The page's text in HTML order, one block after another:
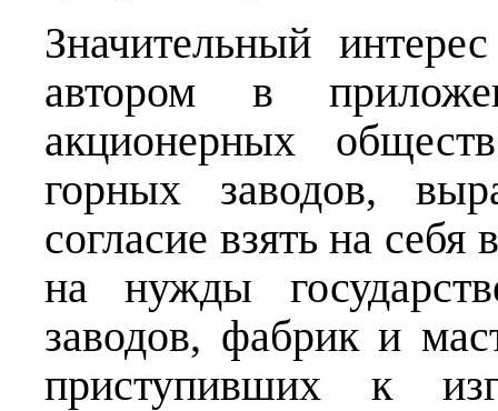
Значительный
автором в
акционерных
горных заводов,
согласие взять на
на нужды
заводов, фабрик и
приступивших к